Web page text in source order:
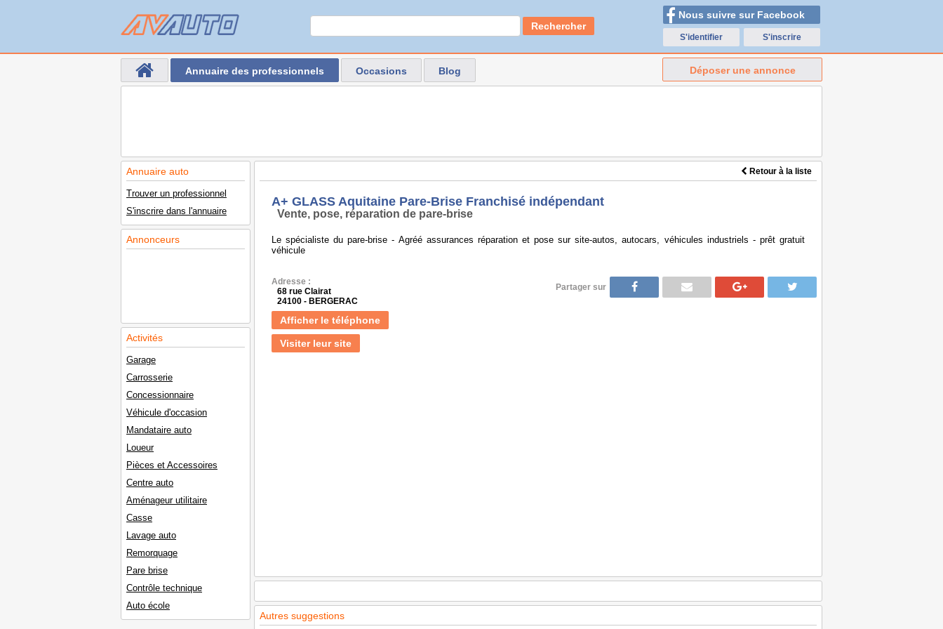
Rechercher
Nous suivre sur Facebook
S'identifier S'inscrire
Annuaire des professionnels Occasions Blog Déposer une annonce
Annuaire auto
Trouver un professionnel
S'inscrire dans l'annuaire
Annonceurs
Activités
Garage
Carrosserie
Concessionnaire
Véhicule d'occasion
Mandataire auto
Loueur
Pièces et Accessoires
Centre auto
Aménageur utilitaire
Casse
Lavage auto
Remorquage
Pare brise
Contrôle technique
Auto école
Retour à la liste
A+ GLASS Aquitaine Pare-Brise Franchisé indépendant
Vente, pose, réparation de pare-brise
Le spécialiste du pare-brise - Agréé assurances réparation et pose sur site-autos, autocars, véhicules industriels - prêt gratuit
véhicule
Adresse :
68 rue Clairat
24100 - BERGERAC
Afficher le téléphone
Visiter leur site
Partager sur
Autres suggestions